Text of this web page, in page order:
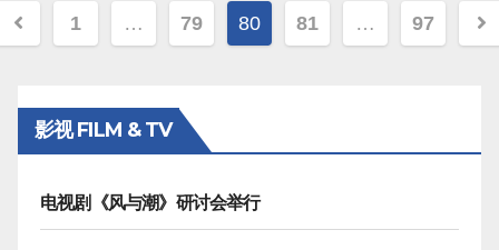
1 … 79 80 81 … 97
影视 FILM & TV
电视剧《风与潮》研讨会举行